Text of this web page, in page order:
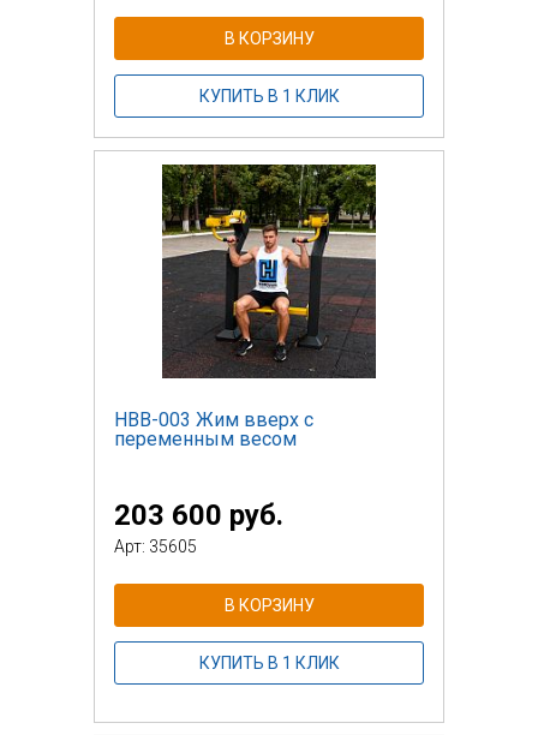
В КОРЗИНУ
КУПИТЬ В 1 КЛИК
НВВ-003 Жим вверх с
переменным весом
203 600 руб.
Арт: 35605
В КОРЗИНУ
КУПИТЬ В 1 КЛИК